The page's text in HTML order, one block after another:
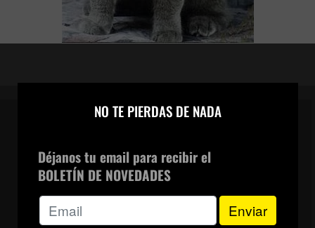
CANAL DE WHATSAPP
NO TE PIERDAS DE NADA
Déjanos tu email para recibir el
BOLETÍN DE NOVEDADES